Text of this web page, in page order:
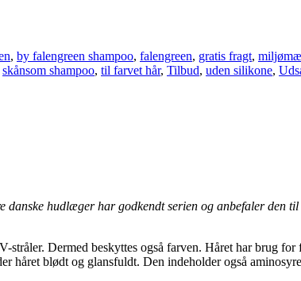
, by falengreen shampoo, falengreen, gratis fragt,
skånsom shampoo, til farvet hår, Tilbud, uden silikone,
hudlæger har godkendt serien og anbefaler den
Dermed beskyttes også farven. Håret har brug
håret blødt og glansfuldt. Den indeholder også